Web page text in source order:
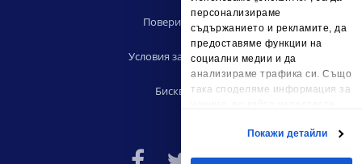
персонализираме
съдържанието и рекламите, да
предоставяме функции на
социални медии и да
анализираме трафика си. Също
така споделяме информация за
социални медии, рекламните си
Покажи детайли
Поверителност
Условия за риселъри
Бисквитки